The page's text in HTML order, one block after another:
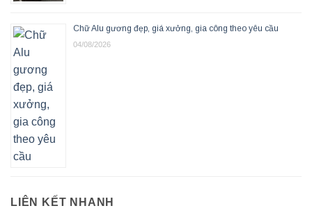
Chữ Alu gương đẹp, giá xưởng, gia công theo yêu cầu
04/08/2026
LIÊN KẾT NHANH